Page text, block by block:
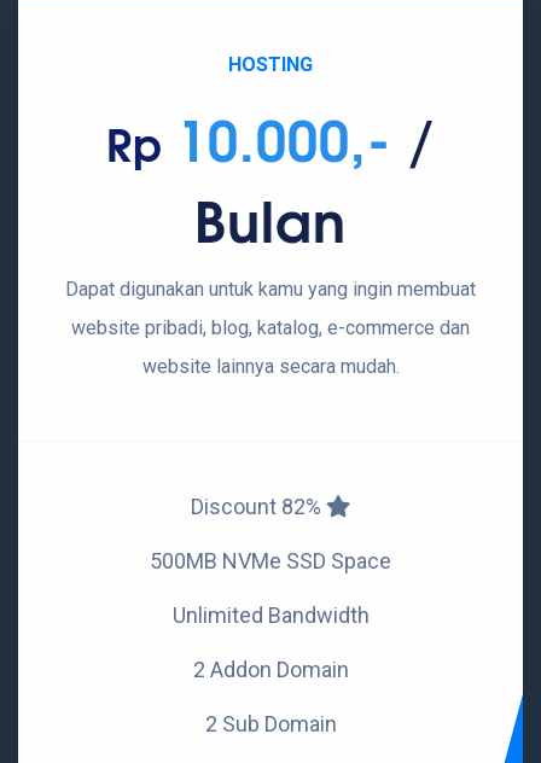
HOSTING
Rp 10.000,- /
Bulan
Dapat digunakan untuk kamu yang ingin membuat
website pribadi, blog, katalog, e-commerce dan
website lainnya secara mudah.
Discount 82%
500MB NVMe SSD Space
Unlimited Bandwidth
2 Addon Domain
2 Sub Domain